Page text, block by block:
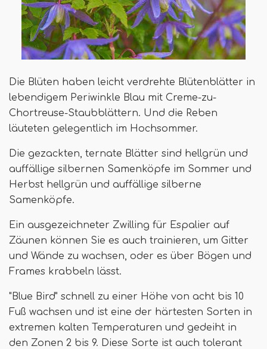
Die Blüten haben leicht verdrehte Blütenblätter in
lebendigem Periwinkle Blau mit Creme-zu-
Chortreuse-Staubblättern. Und die Reben
läuteten gelegentlich im Hochsommer.
Die gezackten, ternate Blätter sind hellgrün und
auffällige silbernen Samenköpfe im Sommer und
Herbst hellgrün und auffällige silberne
Samenköpfe.
Ein ausgezeichneter Zwilling für Espalier auf
Zäunen können Sie es auch trainieren, um Gitter
und Wände zu wachsen, oder es über Bögen und
Frames krabbeln lässt.
"Blue Bird" schnell zu einer Höhe von acht bis 10
Fuß wachsen und ist eine der härtesten Sorten in
extremen kalten Temperaturen und gedeiht in
den Zonen 2 bis 9. Diese Sorte ist auch tolerant